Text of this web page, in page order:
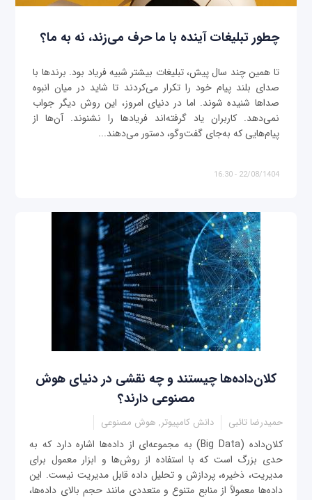
چطور تبلیغات آینده با ما حرف می‌زند، نه به ما؟
تا همین چند سال پیش، تبلیغات بیشتر شبیه فریاد بود. برندها با
صدای بلند پیام خود را تکرار می‌کردند تا شاید در میان انبوه
صداها شنیده شوند. اما در دنیای امروز، این روش دیگر جواب
نمی‌دهد. کاربران یاد گرفته‌اند فریادها را نشنوند. آن‌ها از
پیام‌هایی که به‌جای گفت‌وگو، دستور می‌دهند...
22/08/1404 - 16:30
کلان‌داده‌ها چیستند و چه نقشی در دنیای هوش
مصنوعی دارند؟
حمیدرضا تائبی دانش کامپیوتر, هوش مصنوعی
کلان‌داده (Big Data) به مجموعه‌ای از داده‌ها اشاره دارد که به
حدی بزرگ است که با استفاده از روش‌ها و ابزار معمول برای
مدیریت، ذخیره، پردازش و تحلیل داده قابل مدیریت نیست. این
داده‌ها معمولاً از منابع متنوع و متعددی مانند حجم بالای داده‌ها،